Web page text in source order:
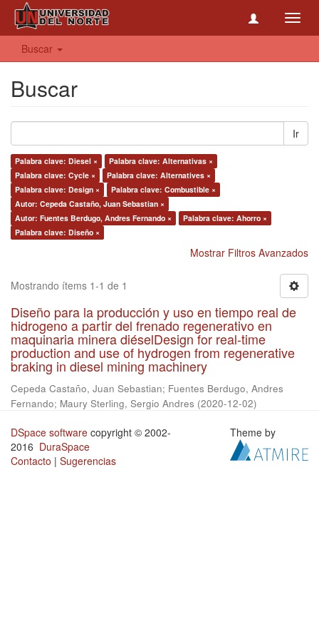
Buscar
Buscar
Ir
Palabra clave: Diesel ×
Palabra clave: Alternativas ×
Palabra clave: Cycle ×
Palabra clave: Alternatives ×
Palabra clave: Design ×
Palabra clave: Combustible ×
Autor: Cepeda Castaño, Juan Sebastian ×
Autor: Fuentes Berdugo, Andres Fernando ×
Palabra clave: Ahorro ×
Palabra clave: Diseño ×
Mostrar Filtros Avanzados
Mostrando ítems 1-1 de 1
Diseño para la producción y uso en tiempo real de
hidrogeno a partir del frenado regenerativo en
maquinaria minera diéselDesign for real-time
production and use of hydrogen from regenerative
braking in diesel mining machinery
Cepeda Castaño, Juan Sebastian; Fuentes Berdugo, Andres
Fernando; Maury Sterling, Sergio Andres (2020-12-02)
DSpace software copyright © 2002-
2016 DuraSpace
Contacto | Sugerencias
Theme by